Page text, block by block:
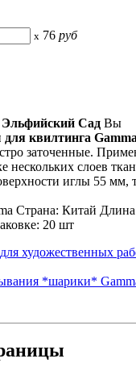
x 76 руб
Эльфийский Сад Вы
квилтинга
заточенные.
нескольких слоев
иглы 55 мм,
Страна: Китай
20 шт
художественных
*шарики*